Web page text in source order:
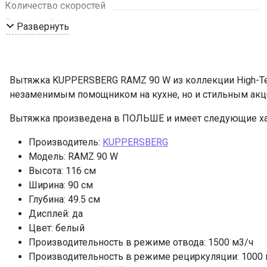
Количество скоростей
Режим работы
Мощность освещения, Вт
Освещение
Количество ламп освещения
Переходник
Угольный фильтр
Фильтр
ПРОМО Скидка
Развернуть
Вытяжка KUPPERSBERG RAMZ 90 W из коллекции High-
незаменимым помощником на кухне, но и стильным
Вытяжка произведена в ПОЛЬШЕ и имеет следующие
Производитель: KUPPERSBERG
Модель: RAMZ 90 W
Высота: 116 см
Ширина: 90 см
Глубина: 49.5 см
Дисплей: да
Цвет: белый
Производительность в режиме отвода: 1500 м3/ч
Производительность в режиме рециркуляции: